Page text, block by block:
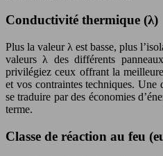
Conductivité thermique (λ)
Plus la valeur λ est basse, plus
valeurs λ des différents
privilégiez ceux offrant la
et vos contraintes techniques.
se traduire par des économies
terme.
Classe de réaction au feu